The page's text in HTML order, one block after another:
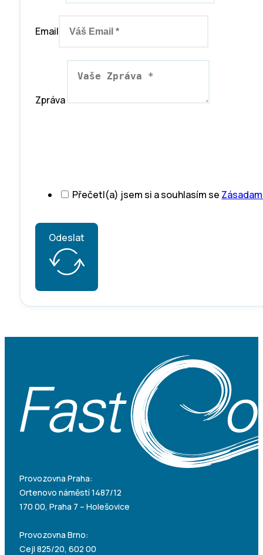
Email
Zpráva
Přečetl(a) jsem si a souhlasím se
Odeslat
Provozovna Praha:
Ortenovo náměstí 1487/12
170 00, Praha 7 – Holešovice
Provozovna Brno:
Cejl 825/20, 602 00